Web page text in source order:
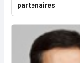
partenaires